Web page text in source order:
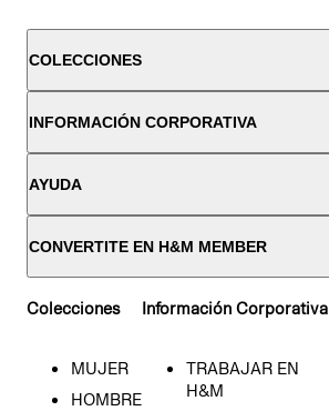
COLECCIONES
INFORMACIÓN CORPORATIVA
AYUDA
CONVERTITE EN H&M MEMBER
Colecciones
MUJER
HOMBRE
Información Corporativa
TRABAJAR EN
H&M